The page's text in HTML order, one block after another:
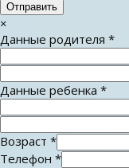
Отправить
×
Данные родителя *
Данные ребенка *
Возраст *
Телефон *